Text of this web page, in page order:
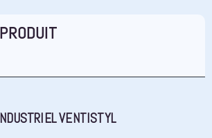
VENTISTYL